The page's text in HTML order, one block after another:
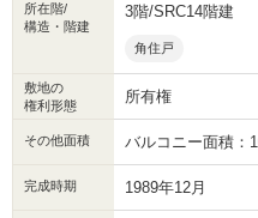
所在階/
構造・階建
3階/SRC14階建
角住戸
敷地の
権利形態
所有権
その他面積 バルコニー面積：
完成時期 1989年12月